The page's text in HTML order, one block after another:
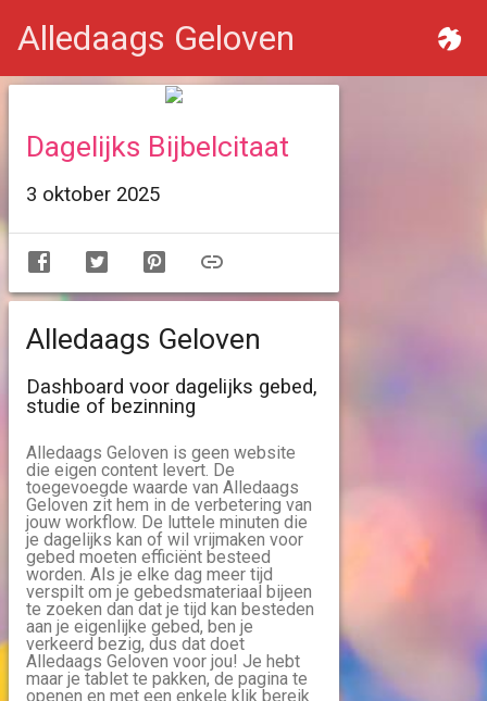
Alledaags Geloven
Dagelijks Bijbelcitaat
3 oktober 2025
Alledaags Geloven
Dashboard voor dagelijks gebed,
studie of bezinning
Alledaags Geloven is geen website
die eigen content levert. De
toegevoegde waarde van Alledaags
Geloven zit hem in de verbetering van
jouw workflow. De luttele minuten die
je dagelijks kan of wil vrijmaken voor
gebed moeten efficiënt besteed
worden. Als je elke dag meer tijd
verspilt om je gebedsmateriaal bijeen
te zoeken dan dat je tijd kan besteden
aan je eigenlijke gebed, ben je
verkeerd bezig, dus dat doet
Alledaags Geloven voor jou! Je hebt
maar je tablet te pakken, de pagina te
openen en met een enkele klik bereik